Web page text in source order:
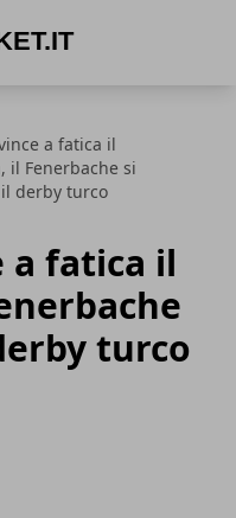
a fatica il
il Fenerbache si
derby turco
a fatica il
turco